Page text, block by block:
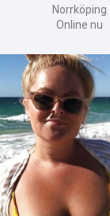
Norrköping
Online nu